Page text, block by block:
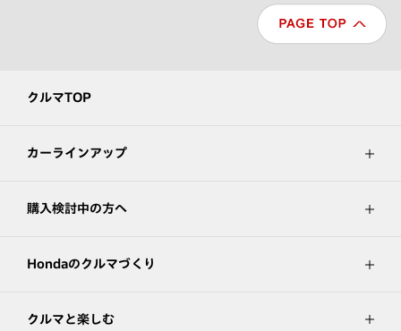
クルマTOP
カーラインアップ
購入検討中の方へ
Hondaのクルマづくり
クルマと楽しむ